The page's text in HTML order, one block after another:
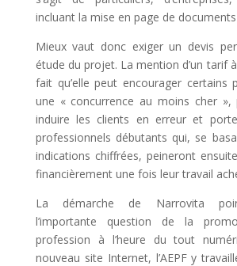
incluant la mise en page de
Mieux vaut donc exiger un devis
étude du projet. La mention d’un tarif
fait qu’elle peut encourager certains
une « concurrence au moins cher »,
induire les clients en erreur et
professionnels débutants qui, se
indications chiffrées, peineront
financièrement une fois leur travail
La démarche de Narrovita
l’importante question de la
profession à l’heure du tout
nouveau site Internet, l’AEPF y